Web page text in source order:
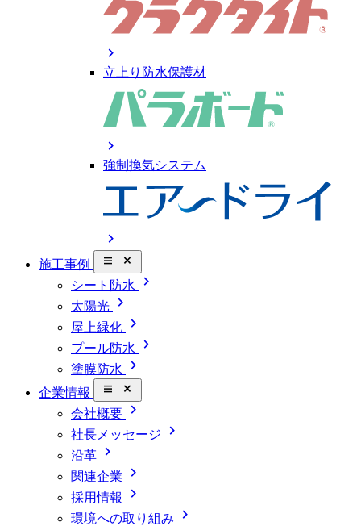
chevron_right
立上り防水保護材
chevron_right
強制換気システム
chevron_right
施工事例 close_small
シート防水 chevron_right
太陽光 chevron_right
屋上緑化 chevron_right
プール防水 chevron_right
塗膜防水 chevron_right
企業情報 close_small
会社概要 chevron_right
社長メッセージ chevron_right
沿革 chevron_right
関連企業 chevron_right
採用情報 chevron_right
環境への取り組み chevron_right